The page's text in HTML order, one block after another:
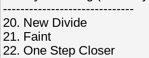
------------------------------
20. New Divide
21. Faint
22. One Step Closer